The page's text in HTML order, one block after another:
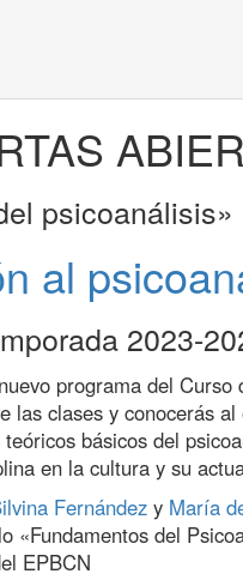
psicoanálisis»
al
2023-
programa del Curso
las clases y conocerás al
básicos del
en la cultura y su
Fernándezy María
«Fundamentos del
EPBCN